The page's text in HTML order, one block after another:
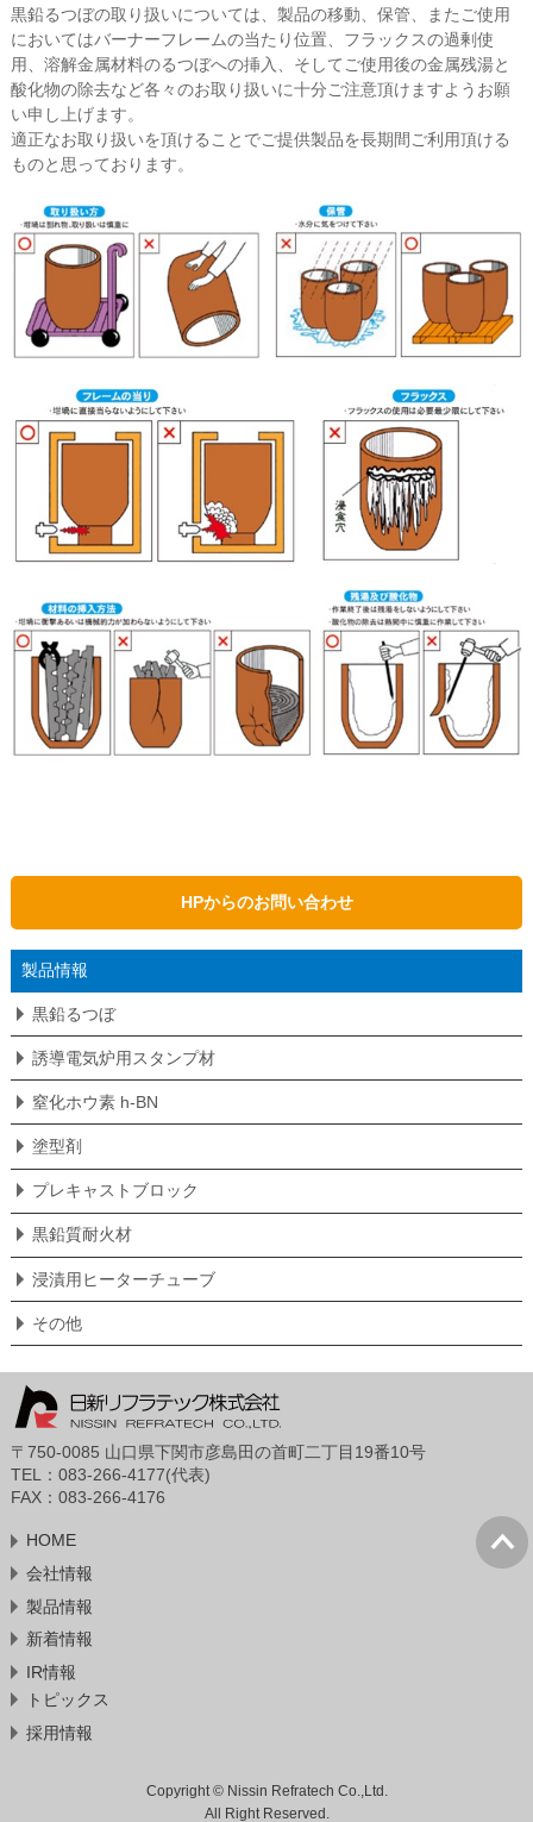
黒鉛るつぼの取り扱いについては、製品の移動、保管、またご使用
においてはバーナーフレームの当たり位置、フラックスの過剰使
用、溶解金属材料のるつぼへの挿入、そしてご使用後の金属残湯と
酸化物の除去など各々のお取り扱いに十分ご注意頂けますようお願
い申し上げます。
適正なお取り扱いを頂けることでご提供製品を長期間ご利用頂ける
ものと思っております。
HPからのお問い合わせ
製品情報
黒鉛るつぼ
誘導電気炉用スタンプ材
窒化ホウ素 h-BN
塗型剤
プレキャストブロック
黒鉛質耐火材
浸漬用ヒーターチューブ
その他
〒750-0085 山口県下関市彦島田の首町二丁目19番10号
TEL：083-266-4177(代表)
FAX：083-266-4176
HOME
会社情報
製品情報
新着情報
IR情報
トピックス
採用情報
Copyright © Nissin Refratech Co.,Ltd.
All Right Reserved.